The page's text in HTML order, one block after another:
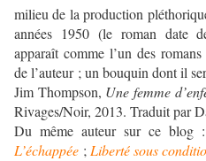
milieu de la production
années 1950 (le roman date
apparaît comme l’un des
de l’auteur ; un bouquin dont il
Jim Thompson, Une femme
Rivages/Noir, 2013. Traduit par
Du même auteur sur ce blog :
L’échappée ; Liberté sous